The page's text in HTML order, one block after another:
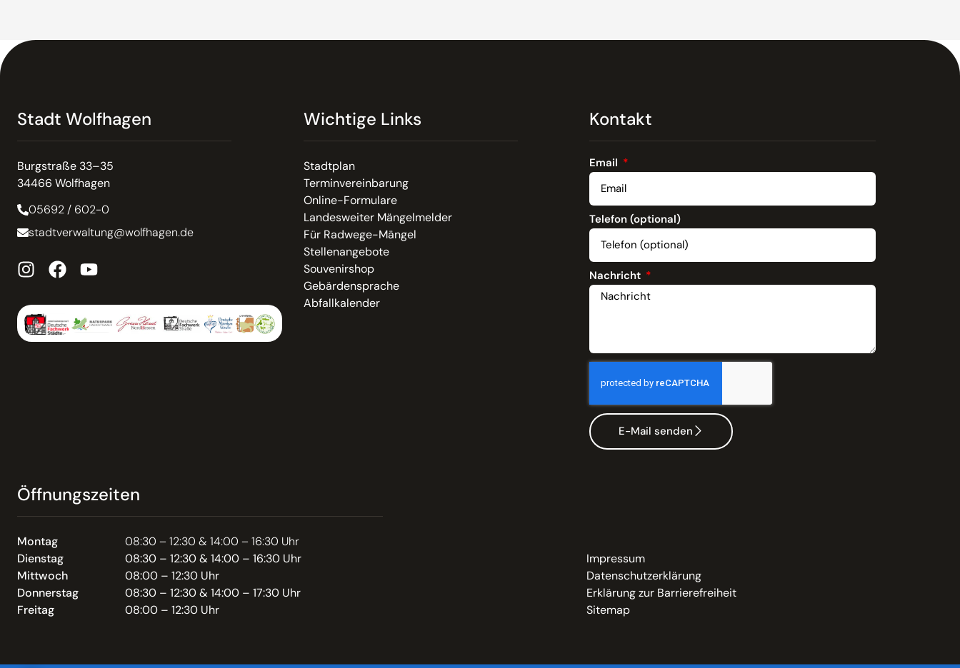
Stadt Wolfhagen
Burgstraße 33–35
34466 Wolfhagen
05692 / 602-0
stadtverwaltung@wolfhagen.de
Wichtige Links
Stadtplan
Terminvereinbarung
Online-Formulare
Landesweiter Mängelmelder
Für Radwege-Mängel
Stellenangebote
Souvenirshop
Gebärdensprache
Abfallkalender
Kontakt
Email
Telefon (optional)
Nachricht
E-Mail senden
Öffnungszeiten
Montag
08:30 – 12:30 & 14:00 – 16:30 Uhr
Dienstag
08:30 – 12:30 & 14:00 – 16:30 Uhr
Mittwoch
08:00 – 12:30 Uhr
Donnerstag
08:30 – 12:30 & 14:00 – 17:30 Uhr
Freitag
08:00 – 12:30 Uhr
Impressum
Datenschutzerklärung
Erklärung zur Barrierefreiheit
Sitemap